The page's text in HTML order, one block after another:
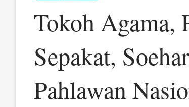
Tokoh Agama,
Sepakat,
Pahlawan